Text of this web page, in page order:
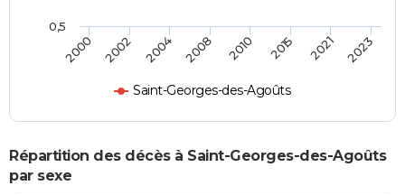
Saint-Georges-des-Agoûts
2000 2002 2004 2008 2010 2015 2021 2023
0,5
Répartition des décès à Saint-Georges-des-Agoûts
par sexe